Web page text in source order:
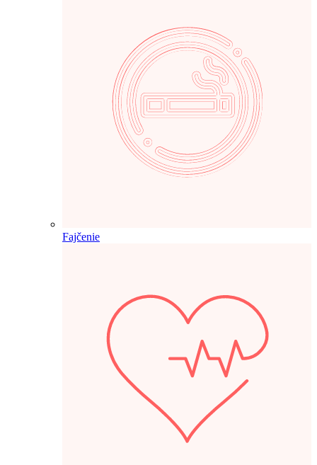
Fajčenie